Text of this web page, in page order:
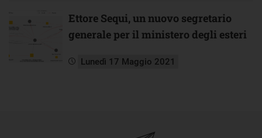
Ettore Sequi, un nuovo segretario
generale per il ministero degli esteri
Lunedì 17 Maggio 2021